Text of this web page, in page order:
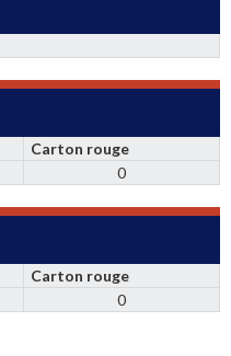
Carton rouge
0
Carton rouge
0